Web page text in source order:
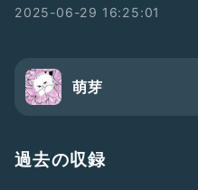
(めぐり)
2025-06-29 16:25:01
萌芽
過去の収録